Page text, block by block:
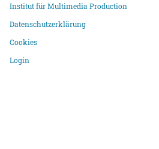
Institut für Multimedia Production
Datenschutzerklärung
Cookies
Login